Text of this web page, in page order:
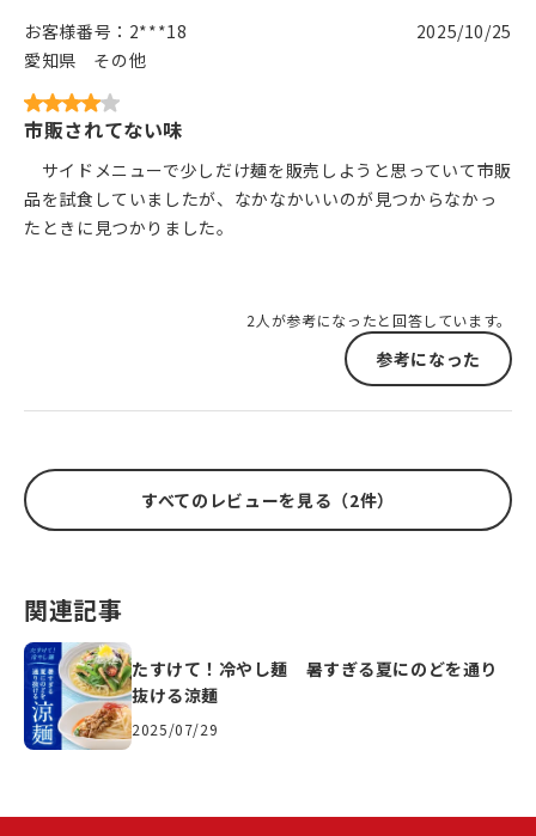
お客様番号： 2***18
愛知県
その他
2025/10/25
市販されてない味
サイドメニューで少しだけ麺を販売しようと思っていて市販
品を試食していましたが、なかなかいいのが見つからなかっ
たときに見つかりました。
2人が参考になったと回答しています。
参考になった
すべてのレビューを見る（2件）
関連記事
たすけて！冷やし麺 暑すぎる夏にのどを通り
抜ける涼麺
2025/07/29